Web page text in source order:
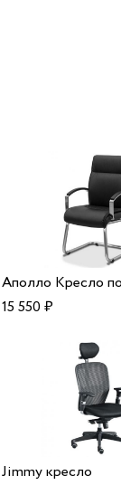
Аполло Кресло
15 550₽
Jimmy кресло